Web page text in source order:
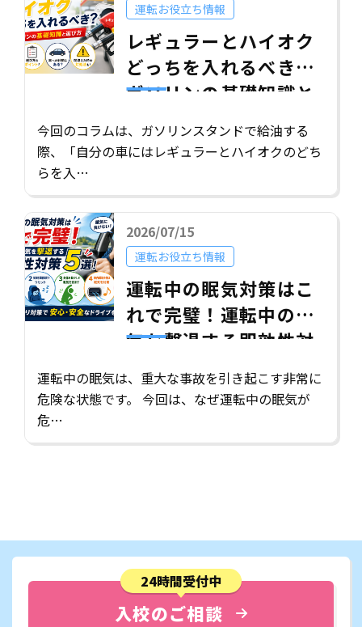
運転お役立ち情報
レギュラーとハイオク
どっちを入れるべき？
ガソリンの基礎知識と
今回のコラムは、ガソリンスタンドで給油する
際、「自分の車にはレギュラーとハイオクのどち
らを入…
2026/07/15
運転お役立ち情報
運転中の眠気対策はこ
れで完璧！運転中の眠
気を撃退する即効性対
策5選！
運転中の眠気は、重大な事故を引き起こす非常に
危険な状態です。 今回は、なぜ運転中の眠気が
危…
24時間受付中
入校のご相談